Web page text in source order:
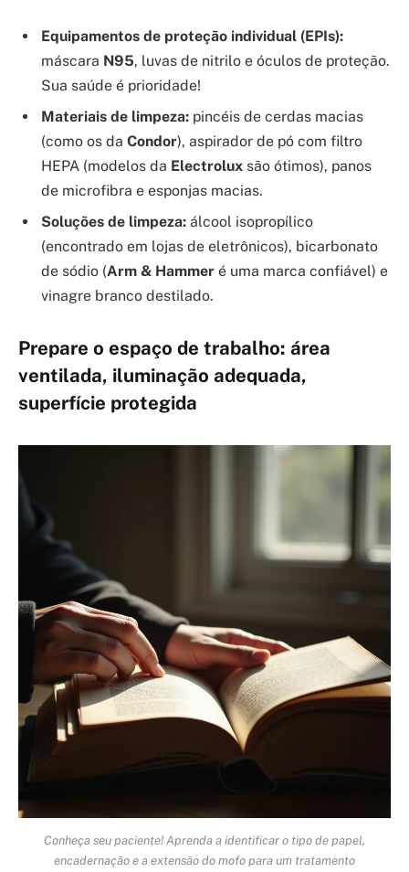
Equipamentos de proteção individual (EPIs):
máscara N95, luvas de nitrilo e óculos de proteção.
Sua saúde é prioridade!
Materiais de limpeza: pincéis de cerdas macias
(como os da Condor), aspirador de pó com filtro
HEPA (modelos da Electrolux são ótimos), panos
de microfibra e esponjas macias.
Soluções de limpeza: álcool isopropílico
(encontrado em lojas de eletrônicos), bicarbonato
de sódio (Arm & Hammer é uma marca confiável) e
vinagre branco destilado.
Prepare o espaço de trabalho: área
ventilada, iluminação adequada,
superfície protegida
Conheça seu paciente! Aprenda a identificar o tipo de papel,
encadernação e a extensão do mofo para um tratamento